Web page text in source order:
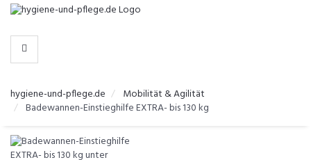
-
KATEGORIEN
hygiene-und-pflege.de
Mobilität & Agilität
Badewannen-Einstieghilfe EXTRA- bis 130 kg